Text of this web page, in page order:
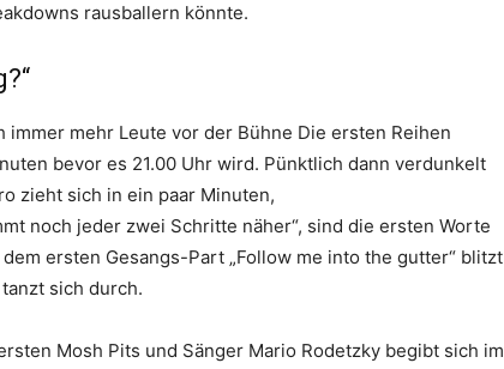
rausballern könnte.
immer mehr Leute vor der Bühne Die ersten Reihen
bevor es 21.00 Uhr wird. Pünktlich dann verdunkelt
zieht sich in ein paar Minuten,
noch jeder zwei Schritte näher“, sind die ersten Worte
ersten Gesangs-Part „Follow me into the gutter“ blitzt
sich durch.
Mosh Pits und Sänger Mario Rodetzky begibt sich im